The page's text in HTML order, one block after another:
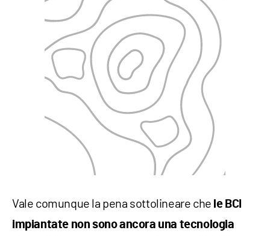
Vale comunque la pena sottolineare che le BCI
impiantate non sono ancora una tecnologia